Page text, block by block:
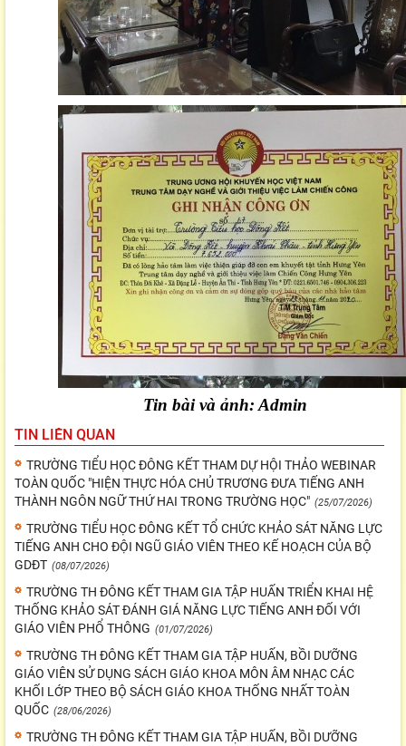
Tin bài và ảnh: Admin
TIN LIÊN QUAN
TRƯỜNG TIỂU HỌC ĐÔNG KẾT THAM DỰ HỘI THẢO WEBINAR
TOÀN QUỐC "HIỆN THỰC HÓA CHỦ TRƯƠNG ĐƯA TIẾNG ANH
THÀNH NGÔN NGỮ THỨ HAI TRONG TRƯỜNG HỌC" (25/07/2026)
TRƯỜNG TIỂU HỌC ĐÔNG KẾT TỔ CHỨC KHẢO SÁT NĂNG LỰC
TIẾNG ANH CHO ĐỘI NGŨ GIÁO VIÊN THEO KẾ HOẠCH CỦA BỘ
GDĐT (08/07/2026)
TRƯỜNG TH ĐÔNG KẾT THAM GIA TẬP HUẤN TRIỂN KHAI HỆ
THỐNG KHẢO SÁT ĐÁNH GIÁ NĂNG LỰC TIẾNG ANH ĐỐI VỚI
GIÁO VIÊN PHỔ THÔNG (01/07/2026)
TRƯỜNG TH ĐÔNG KẾT THAM GIA TẬP HUẤN, BỒI DƯỠNG
GIÁO VIÊN SỬ DỤNG SÁCH GIÁO KHOA MÔN ÂM NHẠC CÁC
KHỐI LỚP THEO BỘ SÁCH GIÁO KHOA THỐNG NHẤT TOÀN
QUỐC (28/06/2026)
TRƯỜNG TH ĐÔNG KẾT THAM GIA TẬP HUẤN, BỒI DƯỠNG